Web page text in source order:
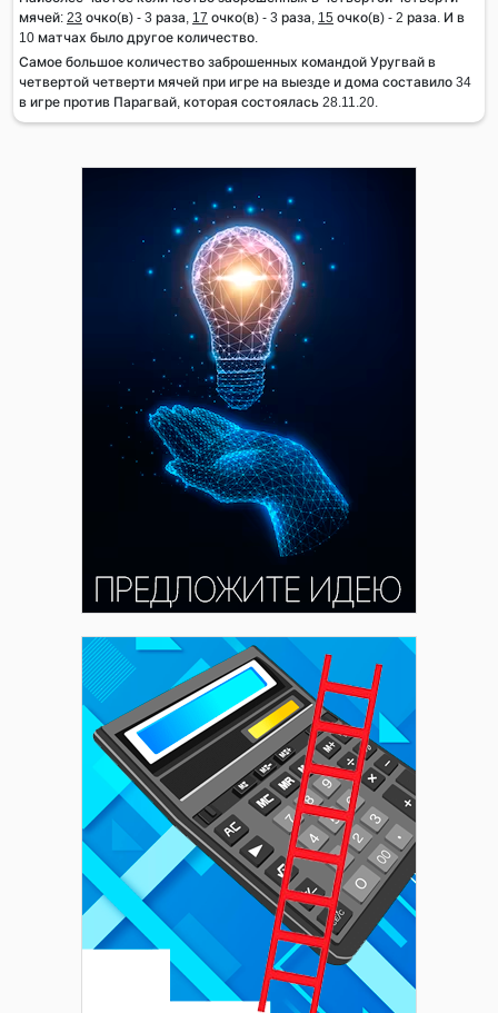
мячей: 23 очко(в) - 3 раза, 17 очко(в) - 3 раза, 15 очко(в) - 2 раза. И в
10 матчах было другое количество.
Самое большое количество заброшенных командой Уругвай в
четвертой четверти мячей при игре на выезде и дома составило 34
в игре против Парагвай, которая состоялась 28.11.20.